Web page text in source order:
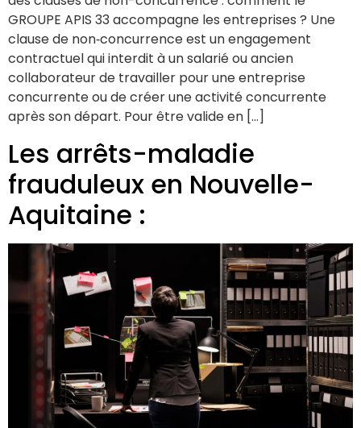
GROUPE APIS 33 accompagne les entreprises ? Une
clause de non‑concurrence est un engagement
contractuel qui interdit à un salarié ou ancien
collaborateur de travailler pour une entreprise
concurrente ou de créer une activité concurrente
après son départ. Pour être valide en […]
Les arrêts-maladie
frauduleux en Nouvelle-
Aquitaine :